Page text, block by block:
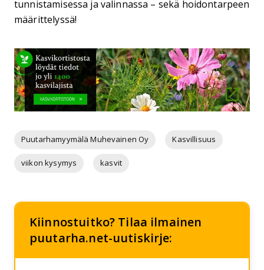
tunnistamisessa ja valinnassa – sekä hoidontarpeen
määrittelyssä!
Puutarhamyymälä Muhevainen Oy Kasvillisuus
viikon kysymys kasvit
Kiinnostuitko? Tilaa ilmainen
puutarha.net-uutiskirje: